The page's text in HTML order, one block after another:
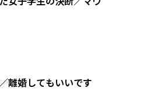
離婚してもいいです